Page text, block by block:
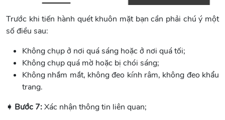
Trước khi tiến hành quét khuôn mặt bạn cần phải chú ý một
số điều sau:
Không chụp ở nơi quá sáng hoặc ở nơi quá tối;
Không chụp quá mờ hoặc bị chói sáng;
Không nhắm mắt, không đeo kính râm, không đeo khẩu
trang.
➧ Bước 7:Xác nhận thông tin liên quan;